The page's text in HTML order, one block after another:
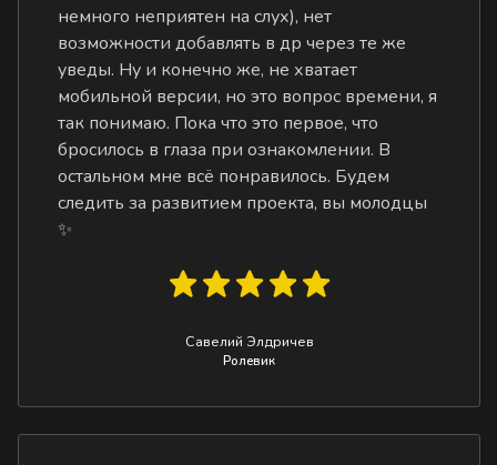
немного неприятен на слух), нет
возможности добавлять в др через те же
уведы. Ну и конечно же, не хватает
мобильной версии, но это вопрос времени, я
так понимаю. Пока что это первое, что
бросилось в глаза при ознакомлении. В
остальном мне всё понравилось. Будем
следить за развитием проекта, вы молодцы
✨
Савелий Элдричев
Ролевик